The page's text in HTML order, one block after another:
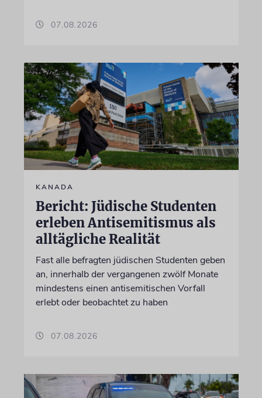
07.08.2026
KANADA
Bericht: Jüdische Studenten
erleben Antisemitismus als
alltägliche Realität
Fast alle befragten jüdischen Studenten geben
an, innerhalb der vergangenen zwölf Monate
mindestens einen antisemitischen Vorfall
erlebt oder beobachtet zu haben
07.08.2026